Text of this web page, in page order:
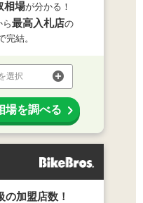
相場が分かる！
ら最高入札店の
完結。
選択
場を調べる
の加盟店数！